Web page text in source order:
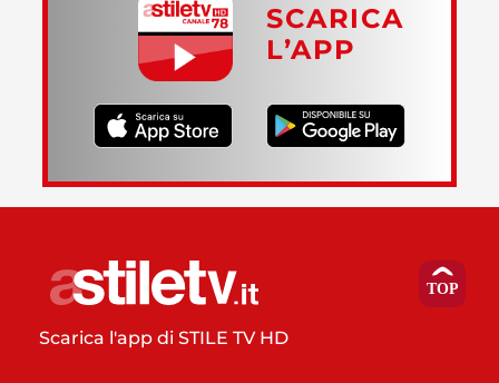
SCARICA
L’APP
Scarica l'app di STILE TV HD